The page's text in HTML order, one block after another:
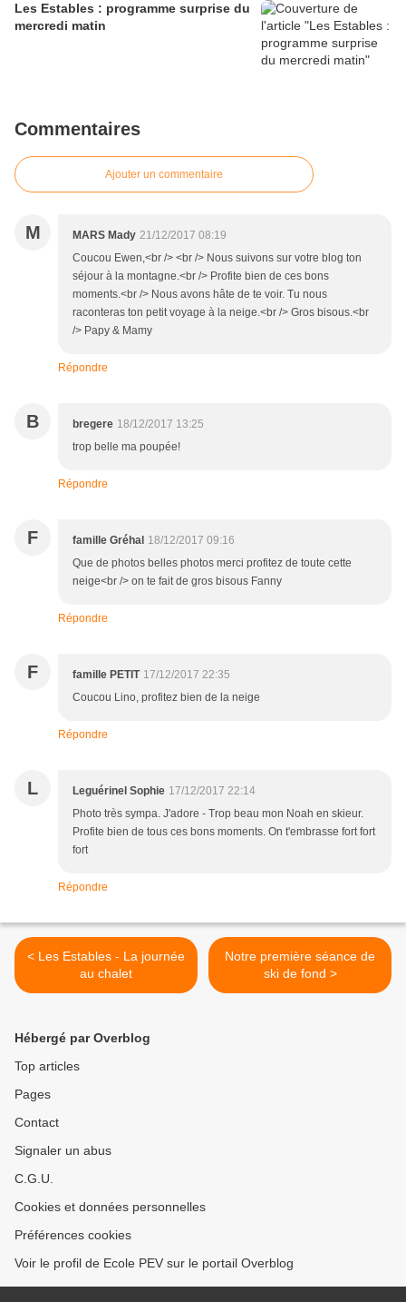
Les Estables : programme surprise du
mercredi matin
Commentaires
Ajouter un commentaire
M MARS Mady 21/12/2017 08:19
Coucou Ewen,<br /> <br /> Nous suivons sur votre blog ton
séjour à la montagne.<br /> Profite bien de ces bons
moments.<br /> Nous avons hâte de te voir. Tu nous
raconteras ton petit voyage à la neige.<br /> Gros bisous.<br
/> Papy & Mamy
Répondre
B bregere 18/12/2017 13:25
trop belle ma poupée!
Répondre
F famille Gréhal 18/12/2017 09:16
Que de photos belles photos merci profitez de toute cette
neige<br /> on te fait de gros bisous Fanny
Répondre
F famille PETIT 17/12/2017 22:35
Coucou Lino, profitez bien de la neige
Répondre
L Leguérinel Sophie 17/12/2017 22:14
Photo très sympa. J'adore - Trop beau mon Noah en skieur.
Profite bien de tous ces bons moments. On t'embrasse fort fort
fort
Répondre
< Les Estables - La journée
au chalet
Notre première séance de
ski de fond >
Hébergé par Overblog
Top articles
Pages
Contact
Signaler un abus
C.G.U.
Cookies et données personnelles
Préférences cookies
Voir le profil de Ecole PEV sur le portail Overblog